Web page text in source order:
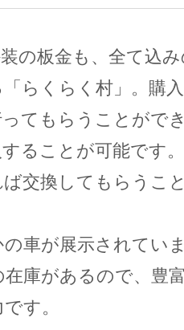
の板金も、全て込
らくらく村」。購
てもらうことがで
ることが可能です
交換してもらうこ
車が展示されてい
庫があるので、豊
す。